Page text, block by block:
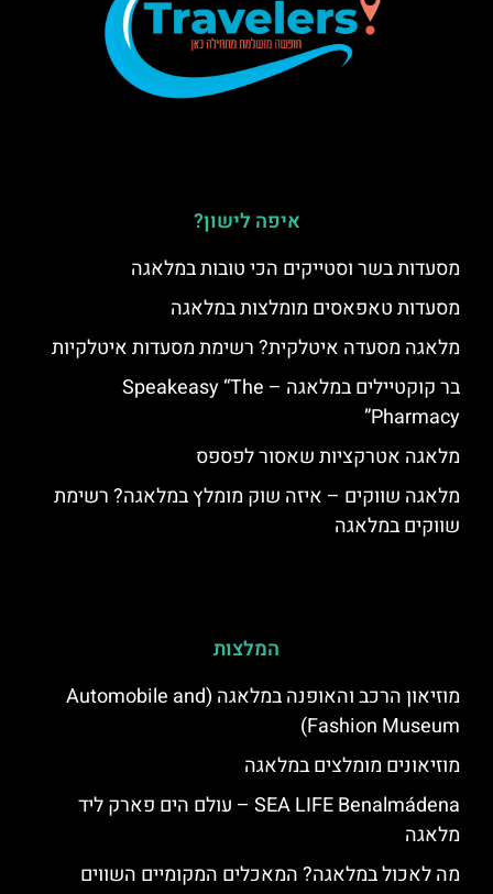
איפה לישון?
מסעדות בשר וסטייקים הכי טובות במלאגה
מסעדות טאפאסים מומלצות במלאגה
מלאגה מסעדה איטלקית? רשימת מסעדות איטלקיות
בר קוקטיילים במלאגה – Speakeasy “The
Pharmacy”
מלאגה אטרקציות שאסור לפספס
מלאגה שווקים – איזה שוק מומלץ במלאגה? רשימת
שווקים במלאגה
המלצות
מוזיאון הרכב והאופנה במלאגה (Automobile and
Fashion Museum)
מוזיאונים מומלצים במלאגה
SEA LIFE Benalmádena – עולם הים פארק ליד
מלאגה
מה לאכול במלאגה? המאכלים המקומיים השווים